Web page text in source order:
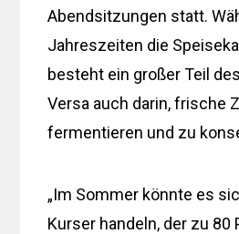
Abendsitzungen statt.
Jahreszeiten die
besteht ein großer Teil
Versa auch darin, frische
fermentieren und zu
„Im Sommer könnte es
Kurser handeln, der zu 80